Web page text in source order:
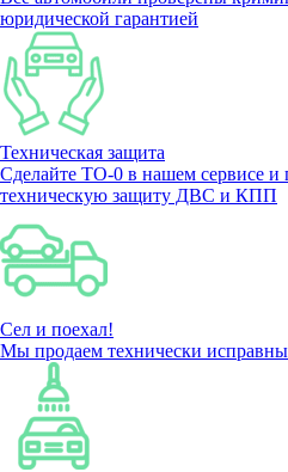
юридической гарантией
Техническая защита
Сделайте ТО-0 в нашем сервисе и
техническую защиту ДВС и КПП
Сел и поехал!
Мы продаем технически